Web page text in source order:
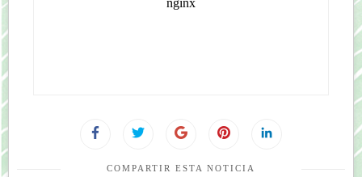
COMPARTIR ESTA NOTICIA